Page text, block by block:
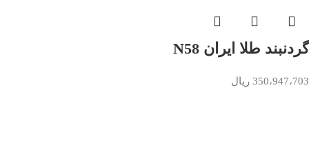
گردنبند طلا ایران N58
350،947،703 ریال